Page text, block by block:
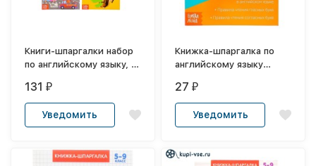
Книги-шпаргалки набор
по английскому языку, 8
131₽
Уведомить
Книжка-шпаргалка по
английскому языку
1-4 класс
27₽
Уведомить